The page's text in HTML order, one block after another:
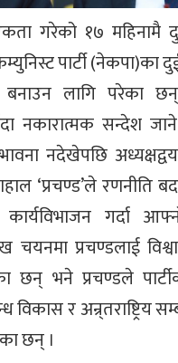
गरेको १७ महिनामै
पार्टी (नेकपा)का
लागि परेका
नकारात्मक सन्देश
नदेखेपछि
‘प्रचण्ड’ले रणनीति
गर्दा
चयनमा प्रचण्डलाई
छन् भने प्रचण्डले
विकास र अन्र्तराष्ट्रिय
छन् ।